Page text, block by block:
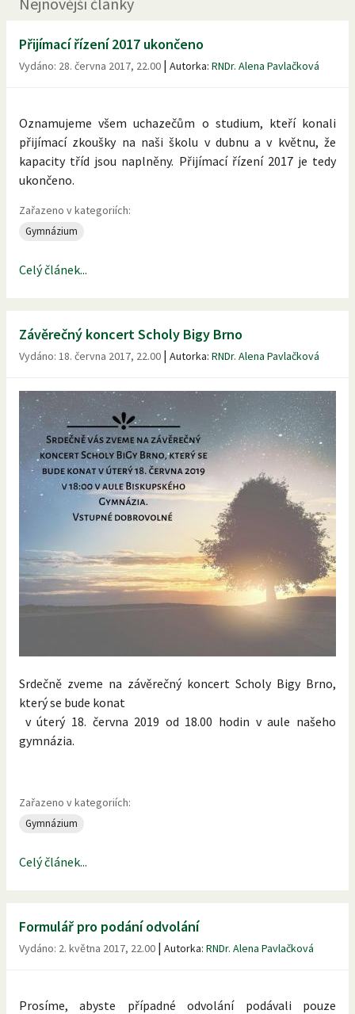
Přijímací řízení 2017 ukončeno
Vydáno: 28. června 2017, 22.00 | Autorka: RNDr. Alena Pavlačková
Oznamujeme všem uchazečům o studium, kteří konali
přijímací zkoušky na naši školu v dubnu a v květnu, že
kapacity tříd jsou naplněny. Přijímací řízení 2017 je tedy
ukončeno.
Zařazeno v kategoriích:
Gymnázium
Celý článek...
Závěrečný koncert Scholy Bigy Brno
Vydáno: 18. června 2017, 22.00 | Autorka: RNDr. Alena Pavlačková
Srdečně zveme na závěrečný koncert Scholy Bigy Brno,
který se bude konat
v úterý 18. června 2019 od 18.00 hodin v aule našeho
gymnázia.
Zařazeno v kategoriích:
Gymnázium
Celý článek...
Formulář pro podání odvolání
Vydáno: 2. května 2017, 22.00 | Autorka: RNDr. Alena Pavlačková
Prosíme, abyste případné odvolání podávali pouze